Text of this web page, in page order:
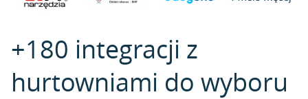
+180 integracji z
hurtowniami do wyboru